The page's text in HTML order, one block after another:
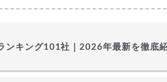
ンキング101社｜2026年最新を徹底紹